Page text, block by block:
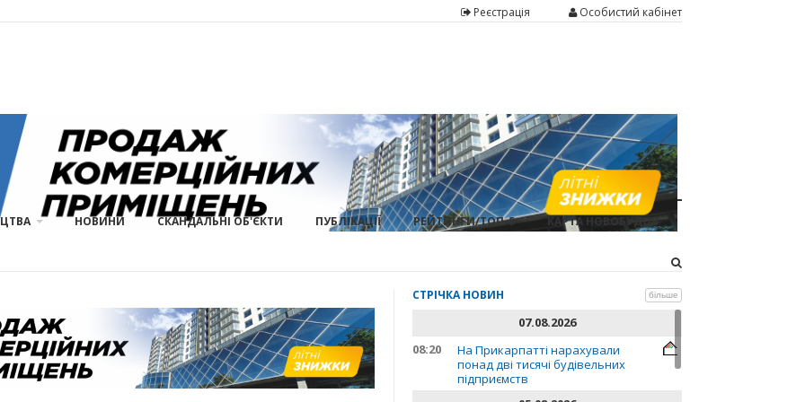
Реєстрація Особистий кабінет
НОВИНИ СКАНДАЛЬНІ ОБ'ЄКТИ ПУБЛІКАЦІЇ РЕЙТИНГИ/ТОП-5 КАРТА НОВОБУДОВ
СТРІЧКА НОВИН більше
07.08.2026
08:20
На Прикарпатті нарахували
понад дві тисячі будівельних
підприємств